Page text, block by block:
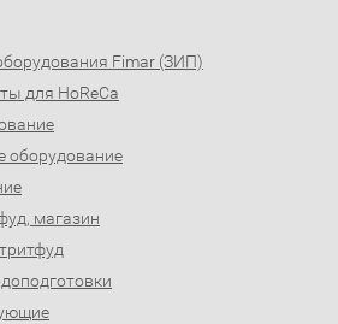
Fimar (ЗИП)
для HoReCa
оборудование
магазин